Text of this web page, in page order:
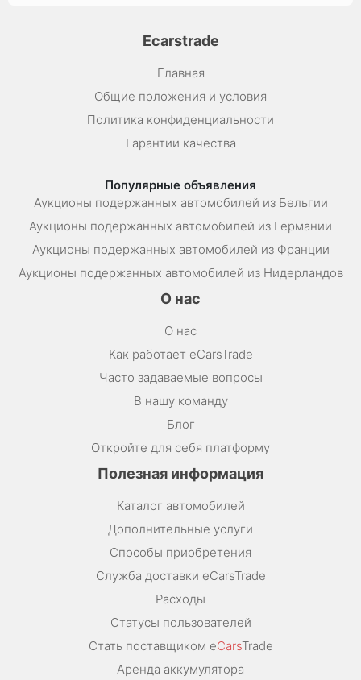
Ecarstrade
Главная
Общие положения и условия
Политика конфиденциальности
Гарантии качества
Популярные объявления
Аукционы подержанных автомобилей из Бельгии
Аукционы подержанных автомобилей из Германии
Аукционы подержанных автомобилей из Франции
Аукционы подержанных автомобилей из Нидерландов
О нас
О нас
Как работает eCarsTrade
Часто задаваемые вопросы
В нашу команду
Блог
Откройте для себя платформу
Полезная информация
Каталог автомобилей
Дополнительные услуги
Способы приобретения
Служба доставки eCarsTrade
Расходы
Статусы пользователей
Стать поставщиком eCarsTrade
Аренда аккумулятора